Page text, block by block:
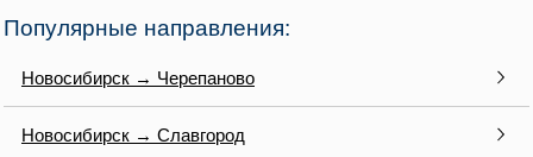
Популярные направления:
Новосибирск → Черепаново
Новосибирск → Славгород